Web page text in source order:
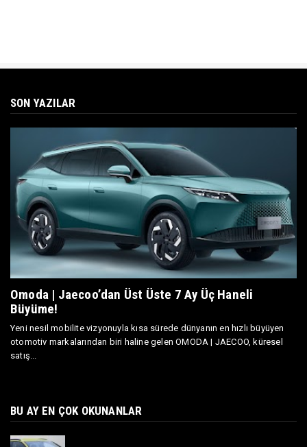
SON YAZILAR
Omoda | Jaecoo’dan Üst Üste 7 Ay Üç Haneli
Büyüme!
Yeni nesil mobilite vizyonuyla kısa sürede dünyanın en hızlı büyüyen
otomotiv markalarından biri haline gelen OMODA | JAECOO, küresel
satış...
BU AY EN ÇOK OKUNANLAR